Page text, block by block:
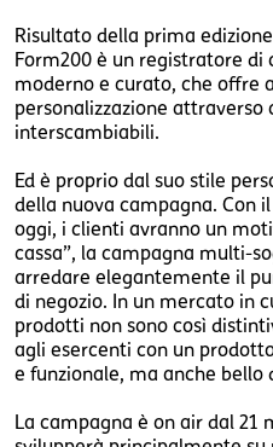
Risultato della prima
Form200 è un registratore di
moderno e curato, che offre
personalizzazione attraverso
interscambiabili.
Ed è proprio dal suo stile
della nuova campagna. Con
oggi, i clienti avranno un
cassa”, la campagna multi-
arredare elegantemente il
di negozio. In un mercato in
prodotti non sono così
agli esercenti con un
e funzionale, ma anche bello
La campagna è on air dal 21